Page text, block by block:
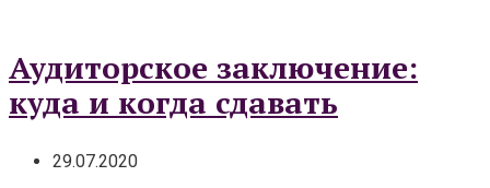
Аудиторское заключение:
куда и когда сдавать
29.07.2020